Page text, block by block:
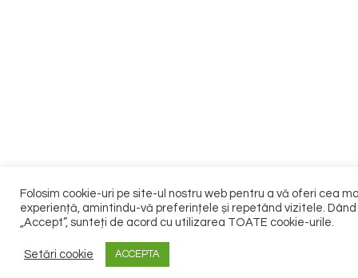
Folosim cookie-uri pe site-ul nostru web pentru a vă oferi cea
experiență, amintindu-vă preferințele și repetând vizitele. Dând
„Accept”, sunteți de acord cu utilizarea TOATE cookie-urile.
Setări cookie ACCEPTA